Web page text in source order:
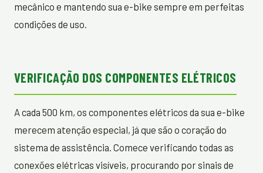
mecânico e mantendo sua e-bike sempre em perfeitas
condições de uso.
VERIFICAÇÃO DOS COMPONENTES ELÉTRICOS
A cada 500 km, os componentes elétricos da sua e-bike
merecem atenção especial, já que são o coração do
sistema de assistência. Comece verificando todas as
conexões elétricas visíveis, procurando por sinais de